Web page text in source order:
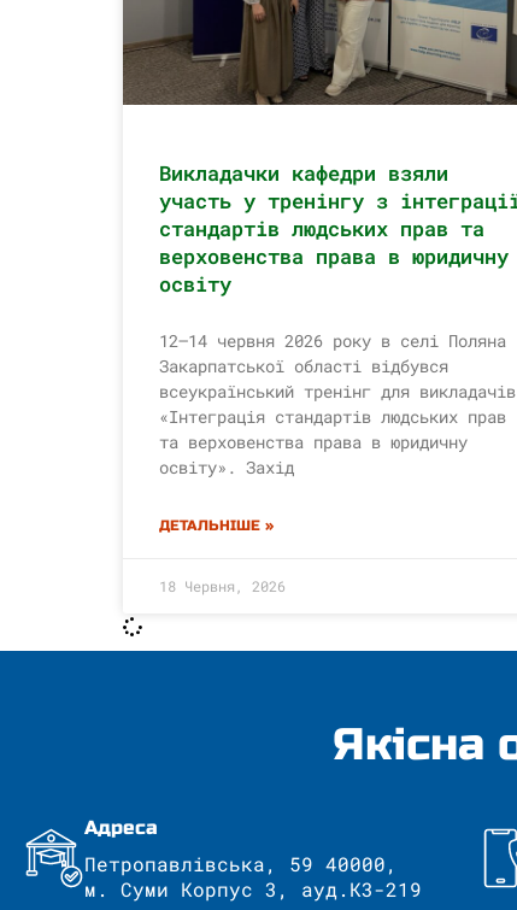
Викладачки кафедри взяли
участь у тренінгу з
стандартів людських прав та
верховенства права в юридичну
освіту
12–14 червня 2026 року в селі Поляна
Закарпатської області відбувся
всеукраїнський тренінг для викладачів
«Інтеграція стандартів людських прав
та верховенства права в юридичну
освіту». Захід
ДЕТАЛЬНІШЕ »
18 Червня, 2026
Якісна
Адреса
Петропавлівська, 59 40000,
м. Суми Корпус 3, ауд.К3-219